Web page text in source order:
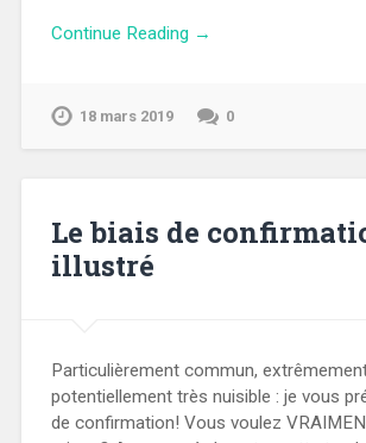
Continue Reading →
18 mars 2019 0
Le biais de
illustré
Particulièrement commun,
potentiellement très nuisible : je vous
de confirmation! Vous voulez